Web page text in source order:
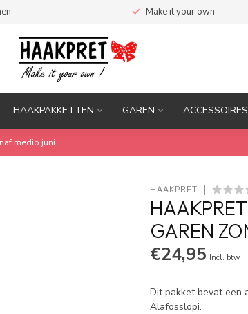
Make it your own
HAAKPAKKETTEN GAREN ACCESSOIRES
medio juni
HAAKPRET
GAREN
€24,95 Incl. btw
Dit pakket bevat een
Alafosslopi.